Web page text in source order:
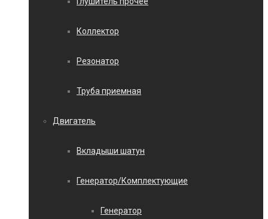
Коллектор
Резонатор
Труба приемная
Двигатель
Вкладыши шатун
Генератор/Комплектующие
Генератор